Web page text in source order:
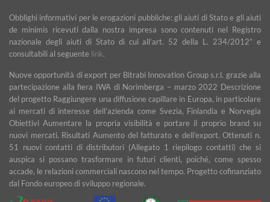
Obblighi informativi per le erogazioni pubbliche: gli aiuti di Stato e gli aiuti
de minimis ricevuti dalla nostra impresa sono contenuti nel Registro
nazionale degli aiuti di Stato di cui all’art. 52 della L. 234/2012” e
consultabili al seguente link.
Nuove opportunità di export per Bitrabi Innovation Group s.r.l. grazie alla
partecipazione alla fiera IWA di Norimberga – marzo 2022 Descrizione
del progetto Raggiungere una diffusione capillare in Europa, in particolare
ai mercati di interesse dell’azienda come Svezia, Finlandia e Norvegia
Obiettivi Aumentare la propria visibilità e portare il proprio brand su
nuovi mercati. Risultati Aumento del fatturato e dell’export. Ottenuti n.
51 nuovi contatti di distributori (Allegato 1 riepilogo contatti) che si
auspica si possano trasformare in futuri clienti, poiché, come spesso
accade, le relazioni commerciali nascono nel tempo. Progetto cofinanziato
dal Fondo europeo di sviluppo regionale.